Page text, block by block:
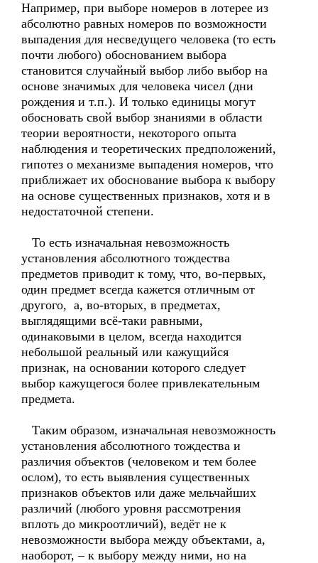
Например, при выборе номеров в лотерее из
абсолютно равных номеров по возможности
выпадения для несведущего человека (то есть
почти любого) обоснованием выбора
становится случайный выбор либо выбор на
основе значимых для человека чисел (дни
рождения и т.п.). И только единицы могут
обосновать свой выбор знаниями в области
теории вероятности, некоторого опыта
наблюдения и теоретических предположений,
гипотез о механизме выпадения номеров, что
приближает их обоснование выбора к выбору
на основе существенных признаков, хотя и в
недостаточной степени.
То есть изначальная невозможность
установления абсолютного тождества
предметов приводит к тому, что, во-первых,
один предмет всегда кажется отличным от
другого, а, во-вторых, в предметах,
выглядящими всё-таки равными,
одинаковыми в целом, всегда находится
небольшой реальный или кажущийся
признак, на основании которого следует
выбор кажущегося более привлекательным
предмета.
Таким образом, изначальная невозможность
установления абсолютного тождества и
различия объектов (человеком и тем более
ослом), то есть выявления существенных
признаков объектов или даже мельчайших
различий (любого уровня рассмотрения
вплоть до микроотличий), ведёт не к
невозможности выбора между объектами, а,
наоборот, – к выбору между ними, но на